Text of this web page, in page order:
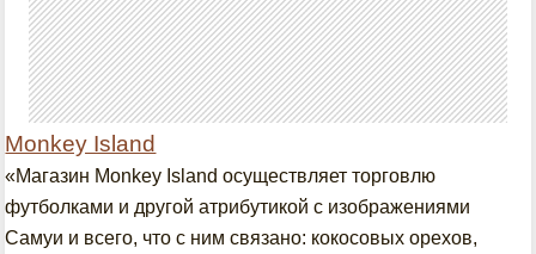
Monkey Island
«Магазин Monkey Island осуществляет торговлю
футболками и другой атрибутикой с изображениями
Самуи и всего, что с ним связано: кокосовых орехов,